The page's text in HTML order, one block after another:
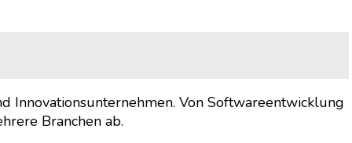
Innovationsunternehmen. Von Softwareentwicklung
Branchen ab.